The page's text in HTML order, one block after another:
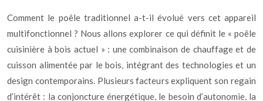
Comment le poêle traditionnel a-t-il évolué vers cet appareil
multifonctionnel ? Nous allons explorer ce qui définit le « poêle
cuisinière à bois actuel » : une combinaison de chauffage et de
cuisson alimentée par le bois, intégrant des technologies et un
design contemporains. Plusieurs facteurs expliquent son regain
d’intérêt : la conjoncture énergétique, le besoin d’autonomie, la